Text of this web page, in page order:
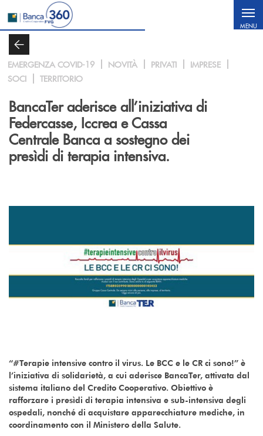
Salta al contenuto principale
MENU
EMERGENZA COVID-19 NOVITÀ PRIVATI
IMPRESE
SOCI
TERRITORIO
BancaTer aderisce all’iniziativa di
Federcasse, Iccrea e Cassa
Centrale Banca a sostegno dei
presìdi di terapia intensiva.
“#Terapie intensive contro il virus. Le BCC e le CR ci sono!” è
l’iniziativa di solidarietà, a cui aderisce BancaTer, attivata dal
sistema italiano del Credito Cooperativo. Obiettivo è
rafforzare i presìdi di terapia intensiva e sub-intensiva degli
ospedali, nonché di acquistare apparecchiature mediche, in
coordinamento con il Ministero della Salute.